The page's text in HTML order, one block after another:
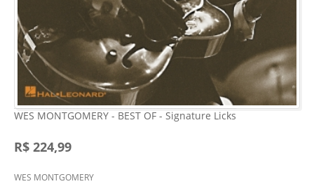
WES MONTGOMERY - BEST OF - Signature Licks
R$ 224,99
WES MONTGOMERY